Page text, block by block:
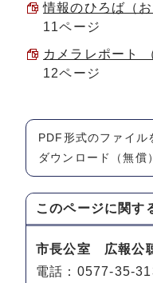
情報のひろば（
11ページ
カメラレポート
12ページ
PDF形式のファイ
ダウンロード（無償
このページに関す
市長公室 広報公
電話：0577-35-